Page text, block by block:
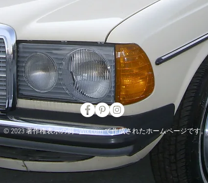
© 2023 著作権表示の例 -Wix.comで作成されたホームページです。